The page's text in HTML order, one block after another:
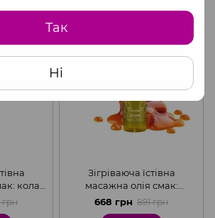
Так
Ні
кола
Nuei
грн
Зігріваюча їстівна
масажна олія смак:
карамель HOT OIL, 100 мл
Nuei
668 грн 891 грн